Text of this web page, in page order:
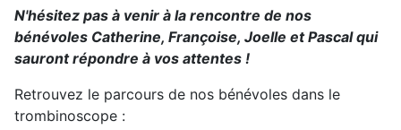
N'hésitez pas à venir à la rencontre de nos
bénévoles Catherine, Françoise, Joelle et Pascal qui
sauront répondre à vos attentes !
Retrouvez le parcours de nos bénévoles dans le
trombinoscope :